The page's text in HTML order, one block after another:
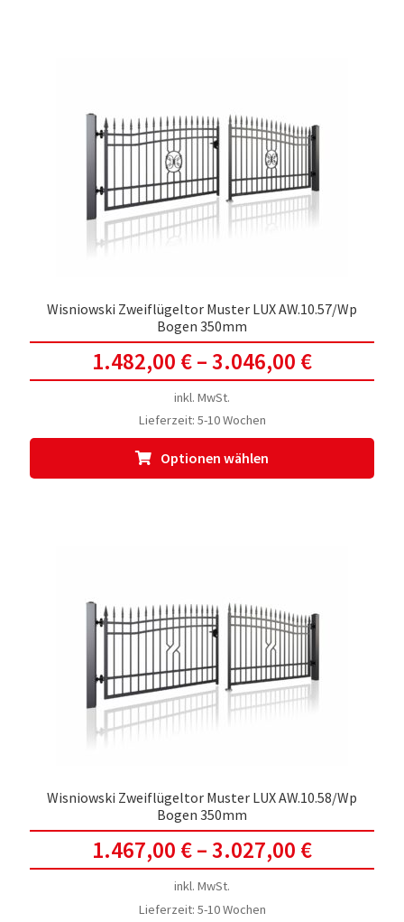
Wisniowski Zweiflügeltor Muster LUX AW.10.57/Wp
Bogen 350mm
1.482,00 €–3.046,00 €
inkl. MwSt.
Lieferzeit: 5-10 Wochen
Optionen wählen
Wisniowski Zweiflügeltor Muster LUX AW.10.58/Wp
Bogen 350mm
1.467,00 €–3.027,00 €
inkl. MwSt.
Lieferzeit: 5-10 Wochen